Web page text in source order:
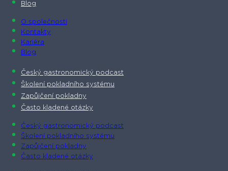
Blog
O společnosti​
Kontakty
Kariéra
Blog
Český gastronomický podcast​
Školení pokladního systému
Zapůjčení pokladny
Často kladené otázky
Český gastronomický podcast​
Školení pokladního systému
Zapůjčení pokladny
Často kladené otázky